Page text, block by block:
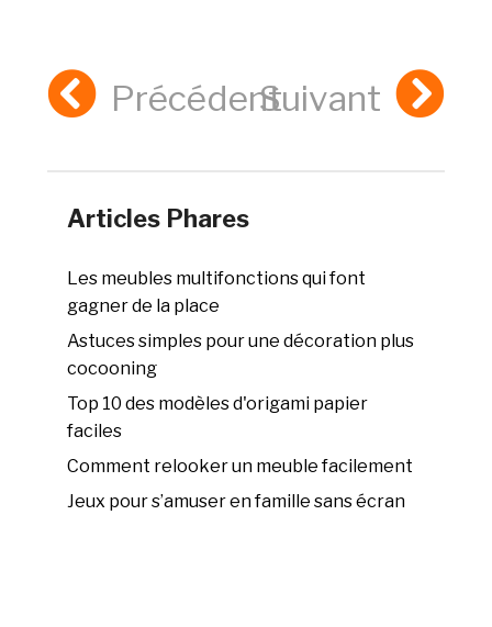
PrécédentSuivant
Articles Phares
Les meubles multifonctions qui font
gagner de la place
Astuces simples pour une décoration plus
cocooning
Top 10 des modèles d'origami papier
faciles
Comment relooker un meuble facilement
Jeux pour s’amuser en famille sans écran